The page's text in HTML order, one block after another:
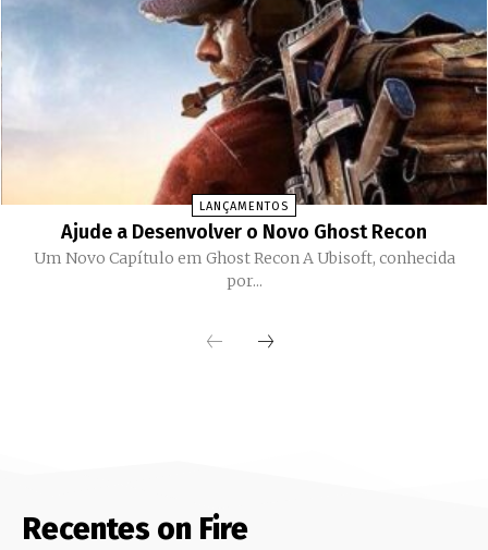
LANÇAMENTOS
Ajude a Desenvolver o Novo Ghost Recon
Um Novo Capítulo em Ghost Recon A Ubisoft, conhecida
por...
Recentes on Fire